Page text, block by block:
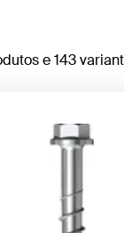
FBS II 6
e 143